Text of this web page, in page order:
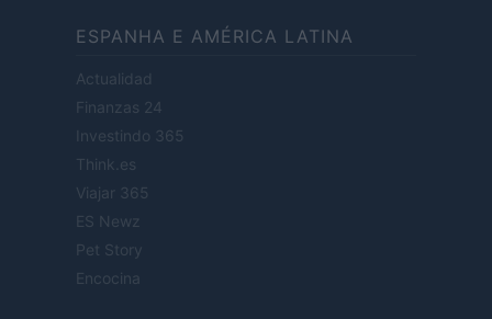
ESPANHA E AMÉRICA LATINA
Actualidad
Finanzas 24
Investindo 365
Think.es
Viajar 365
ES Newz
Pet Story
Encocina